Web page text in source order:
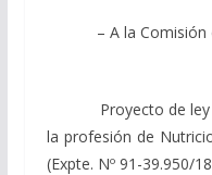
– A la Comisión
Proyecto de ley en
la profesión de
(Expte. Nº 91-39.950/